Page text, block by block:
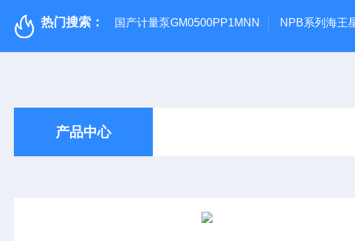
热门搜索： 国产计量泵GM0500PP1MNN NPB系列海王
产品中心